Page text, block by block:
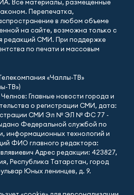
Все материалы, размещенные
Перепечатка,
в любом объеме
на сайте, возможна только с
редакций СМИ. При поддержке
по печати и массовым
«Чаллы-ТВ»
ТВ»)
Главные новости города и
о регистрации СМИ, дата:
СМИ Эл № ЭЛ № ФС 77 -
Федеральной службой по
информационных технологий и
ФИО главного редактора:
Адрес редакции: 423827,
Республика Татарстан, город
Юных ленинцев, д. 9.